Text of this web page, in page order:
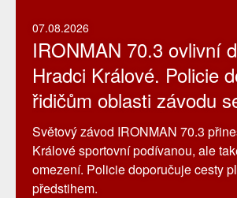
07.08.2026
IRONMAN 70.3 ovlivní
Hradci Králové. Policie
řidičům oblasti závodu
Světový závod IRONMAN 70.3
Králové sportovní podívanou, ale
omezení. Policie doporučuje cesty
předstihem.